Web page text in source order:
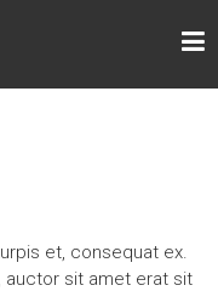
et, consequat ex.
auctor sit amet erat sit